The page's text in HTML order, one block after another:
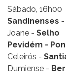
Sábado, 16h00
Sandinenses -
Joane - Selho
Pevidém -
Celeirós -
Dumiense -